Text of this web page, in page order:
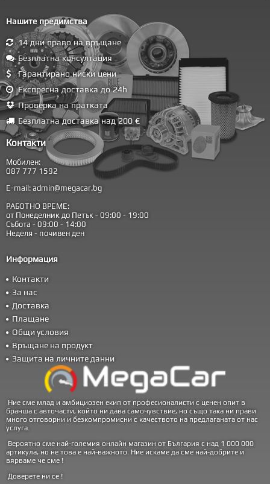
Нашите предимства
14 дни право на връщане
Безплатна консултация
Гарантирано ниски цени
Експресна доставка до 24h
Проверка на пратката
Безплатна доставка над 200 €
Контакти
Мобилен:
087 777 1592
E-mail: admin@megacar.bg
РАБОТНО ВРЕМЕ:
от Понеделник до Петък - 09:00 - 19:00
Събота - 09:00 - 14:00
Неделя - почивен ден
Информация
Контакти
За нас
Доставка
Плащане
Общи условия
Връщане на продукт
Защита на личните данни
Ние сме млад и амбициозен екип от професионалисти с ценен опит в
бранша с авточасти, който ни дава самочувствие, но също така ни прави
много отговорни и безкомпромисни с качеството на предлаганата от нас
услуга.
Вероятно сме най-големия онлайн магазин от България с над 1 000 000
артикула, но не това е най-важното. Ние искаме да сме най-добрите и
вярваме че сме !
Доверете ни се !